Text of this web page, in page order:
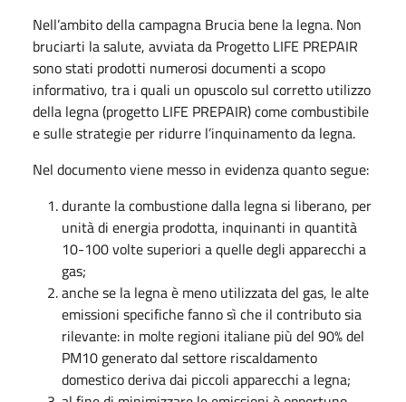
Nell’ambito della campagna Brucia bene la legna. Non
bruciarti la salute, avviata da Progetto LIFE PREPAIR
sono stati prodotti numerosi documenti a scopo
informativo, tra i quali un opuscolo sul corretto utilizzo
della legna (progetto LIFE PREPAIR) come combustibile
e sulle strategie per ridurre l’inquinamento da legna.
Nel documento viene messo in evidenza quanto segue:
durante la combustione dalla legna si liberano, per
unità di energia prodotta, inquinanti in quantità
10-100 volte superiori a quelle degli apparecchi a
gas;
anche se la legna è meno utilizzata del gas, le alte
emissioni specifiche fanno sì che il contributo sia
rilevante: in molte regioni italiane più del 90% del
PM10 generato dal settore riscaldamento
domestico deriva dai piccoli apparecchi a legna;